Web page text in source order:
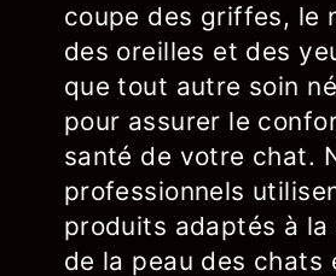
coupe des griffes, le
des oreilles et des
que tout autre soin
pour assurer le
santé de votre chat.
professionnels
produits adaptés à la
de la peau des chats